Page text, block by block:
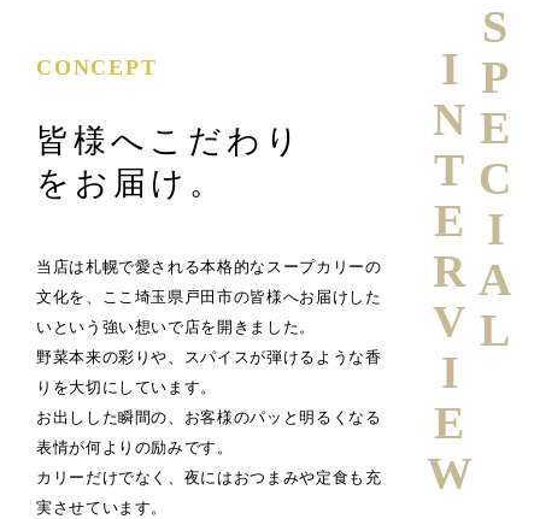
CONCEPT
皆様へこだわり
をお届け。
当店は札幌で愛される本格的なスープカリーの
文化を、ここ埼玉県戸田市の皆様へお届けした
いという強い想いで店を開きました。
野菜本来の彩りや、スパイスが弾けるような香
りを大切にしています。
お出しした瞬間の、お客様のパッと明るくなる
表情が何よりの励みです。
カリーだけでなく、夜にはおつまみや定食も充
実させています。
SPECIAL
INTERVIEW